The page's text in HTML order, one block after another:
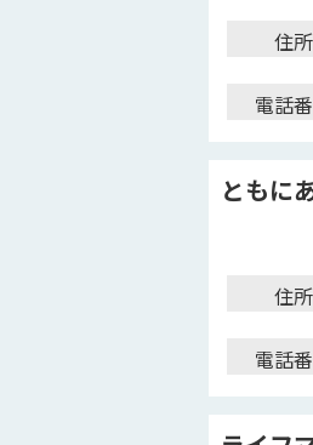
住所
電話
ともに
住所
電話